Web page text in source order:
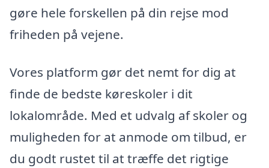
gøre hele forskellen på din rejse mod
friheden på vejene.
Vores platform gør det nemt for dig at
finde de bedste køreskoler i dit
lokalområde. Med et udvalg af skoler og
muligheden for at anmode om tilbud, er
du godt rustet til at træffe det rigtige